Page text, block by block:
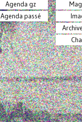
Agenda gz
Agenda passé